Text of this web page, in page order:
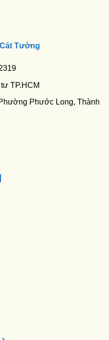
Tường
TP.HCM
Phước Long, Thành